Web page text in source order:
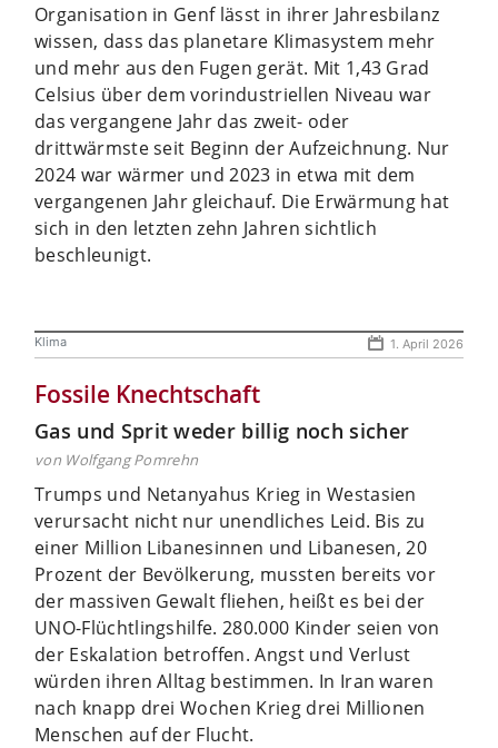
Organisation in Genf lässt in ihrer Jahresbilanz
wissen, dass das planetare Klimasystem mehr
und mehr aus den Fugen gerät. Mit 1,43 Grad
Celsius über dem vorindustriellen Niveau war
das vergangene Jahr das zweit- oder
drittwärmste seit Beginn der Aufzeichnung. Nur
2024 war wärmer und 2023 in etwa mit dem
vergangenen Jahr gleichauf. Die Erwärmung hat
sich in den letzten zehn Jahren sichtlich
beschleunigt.
Klima 1. April 2026
Fossile Knechtschaft
Gas und Sprit weder billig noch sicher
von Wolfgang Pomrehn
Trumps und Netanyahus Krieg in Westasien
verursacht nicht nur unendliches Leid. Bis zu
einer Million Libanesinnen und Libanesen, 20
Prozent der Bevölkerung, mussten bereits vor
der massiven Gewalt fliehen, heißt es bei der
UNO-Flüchtlingshilfe. 280.000 Kinder seien von
der Eskalation betroffen. Angst und Verlust
würden ihren Alltag bestimmen. In Iran waren
nach knapp drei Wochen Krieg drei Millionen
Menschen auf der Flucht.